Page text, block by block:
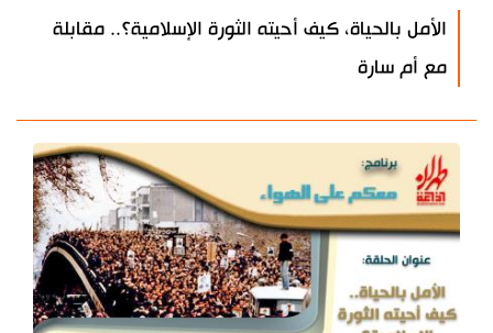
الأمل بالحياة، كيف أحيته الثورة الإسلامية؟.. مقابلة
مع أم سارة